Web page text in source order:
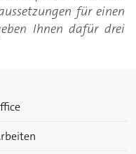
für einen
Ihnen dafür drei